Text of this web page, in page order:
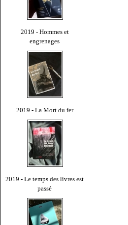
2019 - Hommes et
engrenages
2019 - La Mort du fer
2019 - Le temps des livres est
passé